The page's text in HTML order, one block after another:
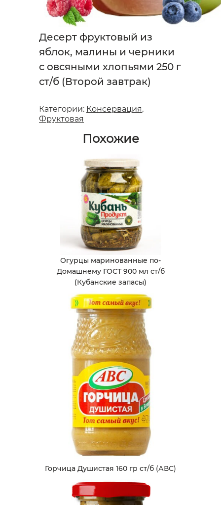
Десерт фруктовый из
яблок, малины и черники
с овсяными хлопьями 250 г
ст/б (Второй завтрак)
Категории: Консервация,
Фруктовая
Похожие
Огурцы маринованные по-
Домашнему ГОСТ 900 мл ст/б
(Кубанские запасы)
Горчица Душистая 160 гр ст/б (АВС)